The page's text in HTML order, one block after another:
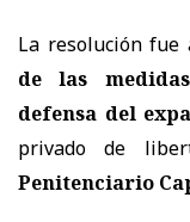
La resolución
de las
defensa del
privado de
Penitenciario